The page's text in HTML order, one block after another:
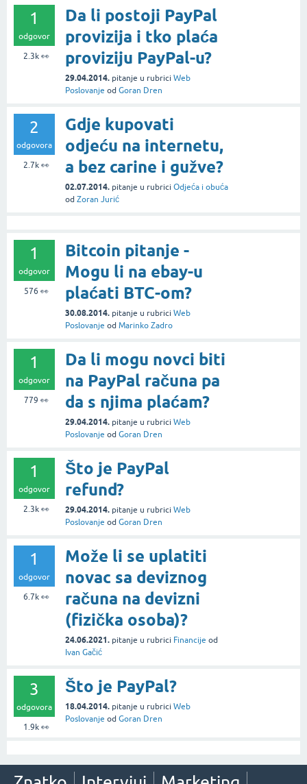
1
odgovor
2.3k👀
Da li postoji PayPal
provizija i tko plaća
proviziju PayPal-u?
29.04.2014. pitanje u rubrici Web
Poslovanje od Goran Dren
2
odgovora
2.7k👀
Gdje kupovati
odjeću na internetu,
a bez carine i gužve?
02.07.2014. pitanje u rubrici Odjeća i obuća
od Zoran Jurić
1
odgovor
576 👀
Bitcoin pitanje -
Mogu li na ebay-u
plaćati BTC-om?
30.08.2014. pitanje u rubrici Web
Poslovanje od Marinko Zadro
1
odgovor
779 👀
Da li mogu novci biti
na PayPal računa pa
da s njima plaćam?
29.04.2014. pitanje u rubrici Web
Poslovanje od Goran Dren
1
odgovor
2.3k👀
Što je PayPal
refund?
29.04.2014. pitanje u rubrici Web
Poslovanje od Goran Dren
1
odgovor
6.7k👀
Može li se uplatiti
novac sa deviznog
računa na devizni
(fizička osoba)?
24.06.2021. pitanje u rubrici Financije od
Ivan Gačić
3
odgovora
1.9k👀
Što je PayPal?
18.04.2014. pitanje u rubrici Web
Poslovanje od Goran Dren